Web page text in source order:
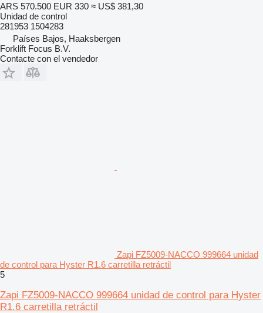
ARS 570.500 EUR 330 ≈ US$ 381,30
Unidad de control
281953 1504283
Países Bajos, Haaksbergen
Forklift Focus B.V.
Contacte con el vendedor
Zapi FZ5009-NACCO 999664 unidad
de control para Hyster R1.6 carretilla retráctil
5
Zapi FZ5009-NACCO 999664 unidad de control para Hyster
R1.6 carretilla retráctil